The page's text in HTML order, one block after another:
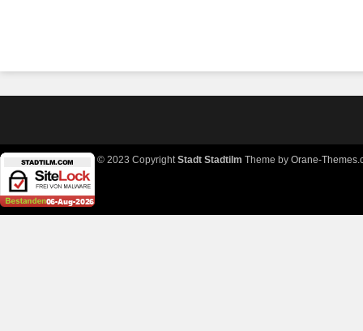
© 2023 CopyrightStadt Stadtilm Theme by Orane-